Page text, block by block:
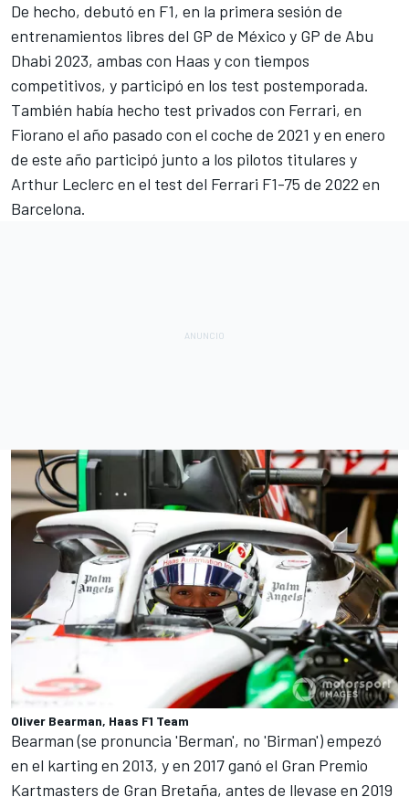
De hecho, debutó en F1, en la primera sesión de
entrenamientos libres del GP de México y GP de Abu
Dhabi 2023, ambas con Haas y con tiempos
competitivos, y participó en los test postemporada.
También había hecho test privados con Ferrari, en
Fiorano el año pasado con el coche de 2021 y en enero
de este año participó junto a los pilotos titulares y
Arthur Leclerc en el test del Ferrari F1-75 de 2022 en
Barcelona.
Oliver Bearman, Haas F1 Team
Bearman (se pronuncia 'Berman', no 'Birman') empezó
en el karting en 2013, y en 2017 ganó el Gran Premio
Kartmasters de Gran Bretaña, antes de llevase en 2019